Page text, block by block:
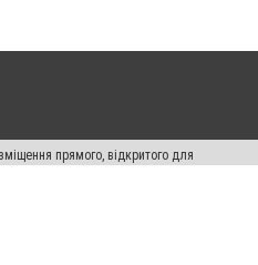
прямого, відкритого для